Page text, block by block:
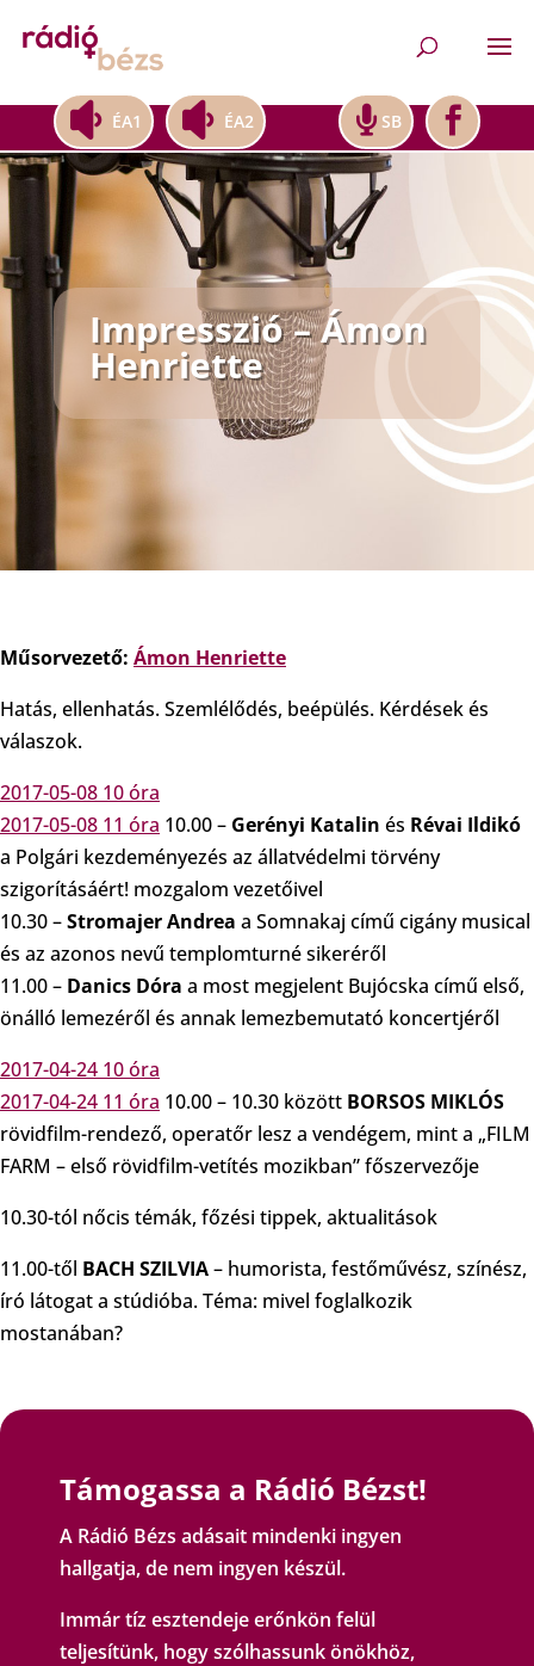
ÉA1 ÉA2 SB
Impresszió – Ámon
Henriette
Műsorvezető: Ámon Henriette
Hatás, ellenhatás. Szemlélődés, beépülés. Kérdések és
válaszok.
2017-05-08 10 óra
2017-05-08 11 óra 10.00 – Gerényi Katalin és Révai Ildikó
a Polgári kezdeményezés az állatvédelmi törvény
szigorításáért! mozgalom vezetőivel
10.30 –Stromajer Andrea a Somnakaj című cigány musical
és az azonos nevű templomturné sikeréről
11.00 – Danics Dóra a most megjelent Bujócska című első,
önálló lemezéről és annak lemezbemutató koncertjéről
2017-04-24 10 óra
2017-04-24 11 óra 10.00 – 10.30 között BORSOS MIKLÓS
rövidfilm-rendező​, operatőr lesz a vendégem, mint a „FILM
FARM – első rövidfilm-vetítés mozikban” főszervezője
10.30-tól nőcis témák, főzési tippek, aktualitások
11.00-től BACH SZILVIA– humorista, festőművész, színész,
író látogat a stúdióba. Téma: mivel foglalkozik
mostanában?
Támogassa a Rádió Bézst!
A Rádió Bézs adásait mindenki ingyen
hallgatja, de nem ingyen készül.
Immár tíz esztendeje erőnkön felül
teljesítünk, hogy szólhassunk önökhöz,